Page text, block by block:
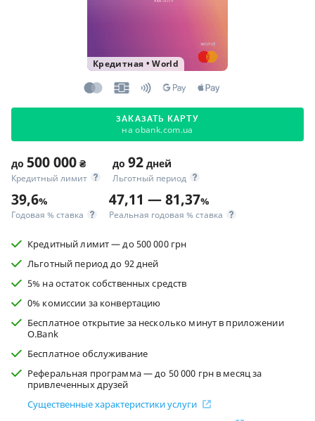
Кредитная •World
ЗАКАЗАТЬ КАРТУ
на obank.com.ua
до 500 000 ₴
Кредитный лимит
до 92 дней
Льготный период
39,6%
Годовая % ставка
47,11 — 81,37%
Реальная годовая % ставка
Кредитный лимит — до 500 000 грн
Льготный период до 92 дней
5% на остаток собственных средств
0% комиссии за конвертацию
Бесплатное открытие за несколько минут в приложении
O.Bank
Бесплатное обслуживание
Реферальная программа — до 50 000 грн в месяц за
привлеченных друзей
Существенные характеристики услуги